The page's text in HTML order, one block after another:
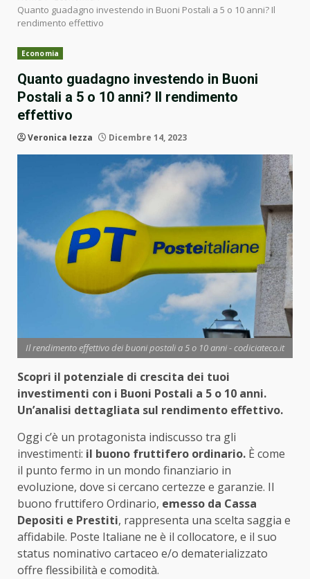
Quanto guadagno investendo in Buoni Postali a 5 o 10 anni? Il
rendimento effettivo
Economia
Quanto guadagno investendo in Buoni
Postali a 5 o 10 anni? Il rendimento
effettivo
Veronica Iezza Dicembre 14, 2023
Il rendimento effettivo dei buoni postali a 5 o 10 anni - codiciateco.it
Scopri il potenziale di crescita dei tuoi
investimenti con i Buoni Postali a 5 o 10 anni.
Un’analisi dettagliata sul rendimento effettivo.
Oggi c’è un protagonista indiscusso tra gli
investimenti: il buono fruttifero ordinario. È come
il punto fermo in un mondo finanziario in
evoluzione, dove si cercano certezze e garanzie. Il
buono fruttifero Ordinario, emesso da Cassa
Depositi e Prestiti, rappresenta una scelta saggia e
affidabile. Poste Italiane ne è il collocatore, e il suo
status nominativo cartaceo e/o dematerializzato
offre flessibilità e comodità.